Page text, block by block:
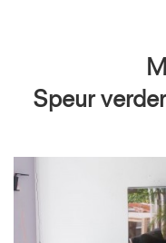
Speur